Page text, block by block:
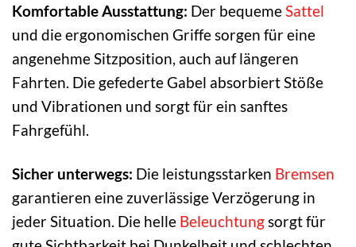
Komfortable Ausstattung: Der bequemeSattel
und die ergonomischen Griffe sorgen für eine
angenehme Sitzposition, auch auf längeren
Fahrten. Die gefederte Gabel absorbiert Stöße
und Vibrationen und sorgt für ein sanftes
Fahrgefühl.
Sicher unterwegs: Die leistungsstarken Bremsen
garantieren eine zuverlässige Verzögerung in
jeder Situation. Die helle Beleuchtungsorgt für